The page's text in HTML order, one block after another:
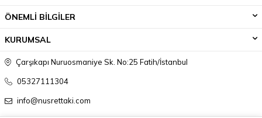
ÖNEMLİ BİLGİLER
KURUMSAL
Çarşıkapı Nuruosmaniye Sk. No:25 Fatih/İstanbul
05327111304
info@nusrettaki.com